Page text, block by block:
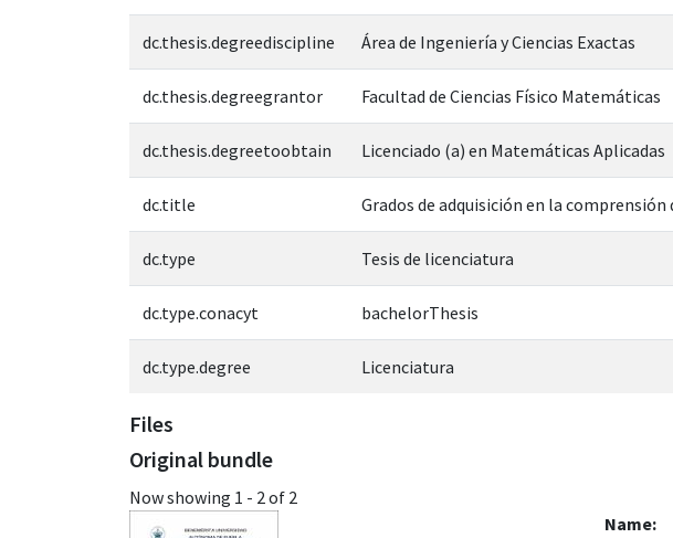
dc.thesis.degreediscipline Área de Ingeniería y Ciencias Exactas
dc.thesis.degreegrantor Facultad de Ciencias Físico Matemáticas
dc.thesis.degreetoobtain Licenciado (a) en Matemáticas Aplicadas
dc.title Grados de adquisición en la
dc.type Tesis de licenciatura
dc.type.conacyt bachelorThesis
dc.type.degree Licenciatura
Files
Original bundle
Now showing 1 - 2 of 2
Name: